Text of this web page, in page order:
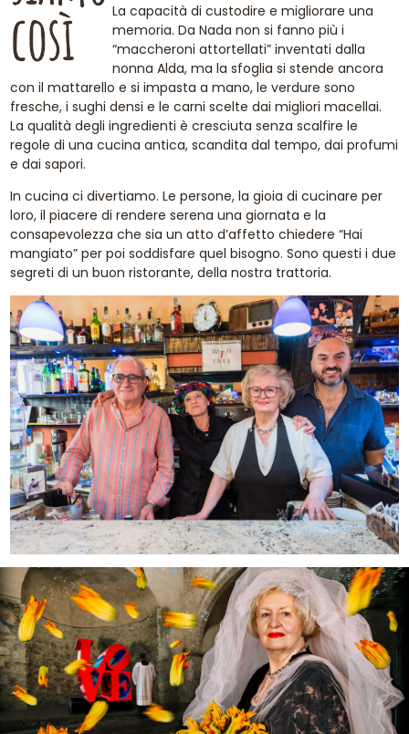
La capacità di custodire e migliorare una
memoria. Da Nada non si fanno più i
“maccheroni attortellati” inventati dalla
nonna Alda, ma la sfoglia si stende ancora
con il mattarello e si impasta a mano, le verdure sono
fresche, i sughi densi e le carni scelte dai migliori macellai.
La qualità degli ingredienti è cresciuta senza scalfire le
regole di una cucina antica, scandita dal tempo, dai profumi
e dai sapori.
In cucina ci divertiamo. Le persone, la gioia di cucinare per
loro, il piacere di rendere serena una giornata e la
consapevolezza che sia un atto d’affetto chiedere “Hai
mangiato” per poi soddisfare quel bisogno. Sono questi i due
segreti di un buon ristorante, della nostra trattoria.